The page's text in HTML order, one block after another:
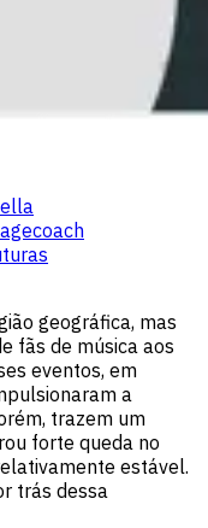
geográfica, mas
fãs de música aos
eventos, em
a
trazem um
forte queda no
estável.
trás dessa